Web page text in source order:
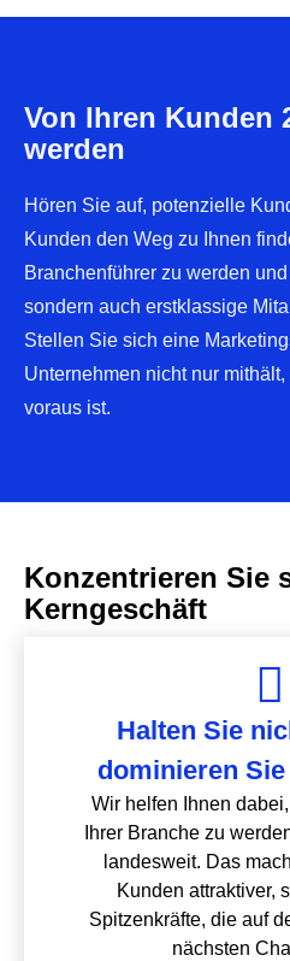
Von Ihren Kunden
werden
Hören Sie auf, potenzielle
Kunden den Weg zu Ihnen
Branchenführer zu werden
sondern auch erstklassige
Stellen Sie sich eine
Unternehmen nicht nur
voraus ist.
Konzentrieren Sie
Kerngeschäft
Halten Sie
dominieren
Wir helfen Ihnen
Ihrer Branche zu
landesweit. Das
Kunden attraktiver,
Spitzenkräfte, die auf
nächsten